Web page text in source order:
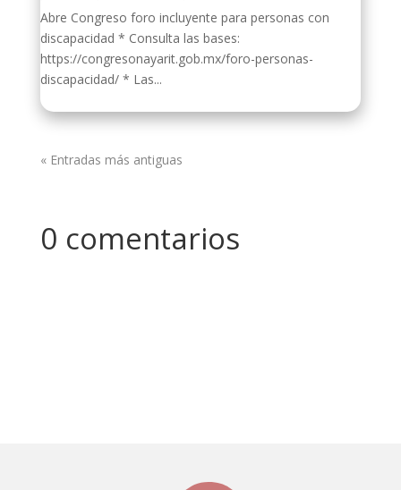
Abre Congreso foro incluyente para personas con
discapacidad * Consulta las bases:
https://congresonayarit.gob.mx/foro-personas-
discapacidad/ * Las...
« Entradas más antiguas
0 comentarios